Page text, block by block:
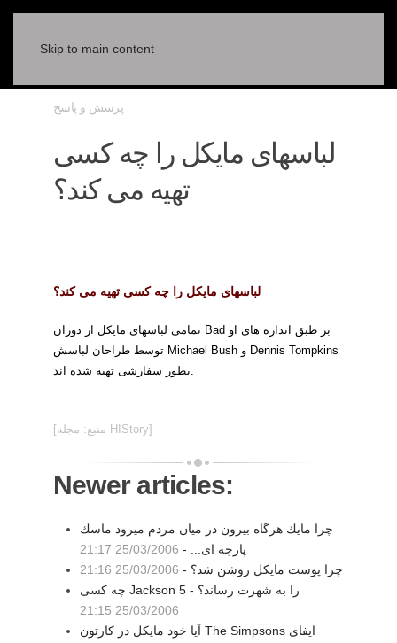
Skip to main content
پرسش و پاسخ
لباسهای مايكل را چه كسی
تهيه می كند؟
لباسهای مايكل را چه كسی تهيه می كند؟
تمامی لباسهای مايكل از دوران Bad بر طبق اندازه های او
توسط طراحان لباسش Michael Bush و Dennis Tompkins
بطور سفارشی تهيه شده اند.
[منبع: مجله HIStory]
Newer articles:
چرا مايك هرگاه بيرون در ميان مردم ميرود ماسك
پارچه ای... - 25/03/2006 21:17
چرا پوست مايكل روشن شد؟ - 25/03/2006 21:16
چه كسی Jackson 5 را به شهرت رساند؟ -
25/03/2006 21:15
آيا خود مايكل در كارتون The Simpsons ايفای